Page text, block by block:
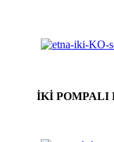
İKİ POMPALI